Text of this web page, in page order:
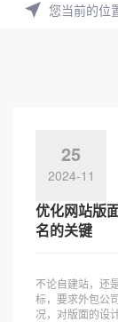
您当前的位
25
2024-11
优化网站版
名的关键
不论自建站，还
标，要求外包公
况，对版面的设